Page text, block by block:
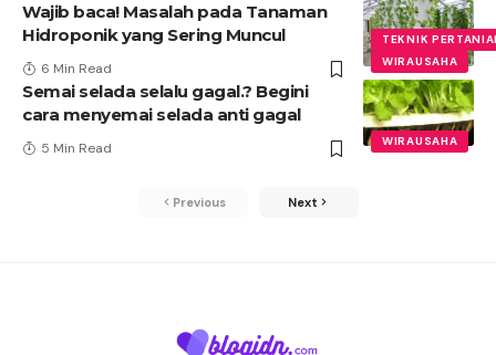
TEKNIK
WIRAUSAHA
Wajib baca! Masalah pada Tanaman
Hidroponik yang Sering Muncul
6 Min Read
WIRAUSAHA
Semai selada selalu gagal.? Begini
cara menyemai selada anti gagal
5 Min Read
Previous Next